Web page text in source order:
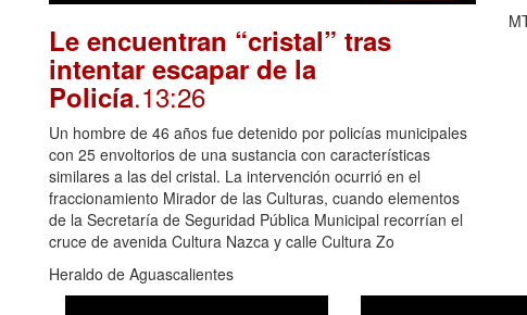
Le encuentran “cristal” tras
intentar escapar de la
Policía.13:26
Un hombre de 46 años fue detenido por policías municipales
con 25 envoltorios de una sustancia con características
similares a las del cristal. La intervención ocurrió en el
fraccionamiento Mirador de las Culturas, cuando elementos
de la Secretaría de Seguridad Pública Municipal recorrían el
cruce de avenida Cultura Nazca y calle Cultura Zo
Heraldo de Aguascalientes